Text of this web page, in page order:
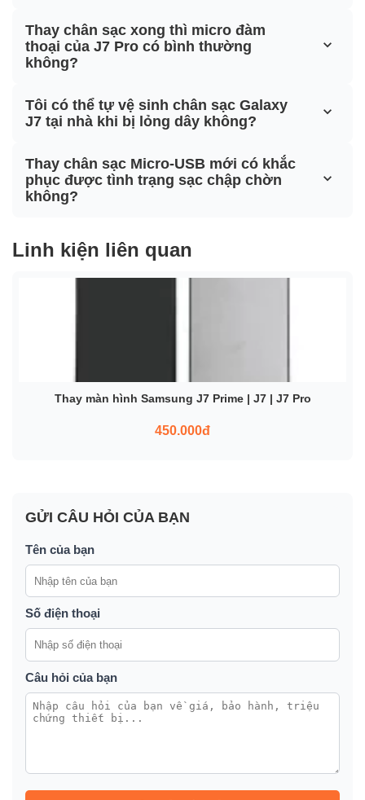
Thay chân sạc xong thì micro đàm
thoại của J7 Pro có bình thường
không?
Tôi có thể tự vệ sinh chân sạc Galaxy
J7 tại nhà khi bị lỏng dây không?
Thay chân sạc Micro-USB mới có khắc
phục được tình trạng sạc chập chờn
không?
Linh kiện liên quan
Thay màn hình Samsung J7 Prime | J7 | J7 Pro
450.000đ
GỬI CÂU HỎI CỦA BẠN
Tên của bạn
Số điện thoại
Câu hỏi của bạn